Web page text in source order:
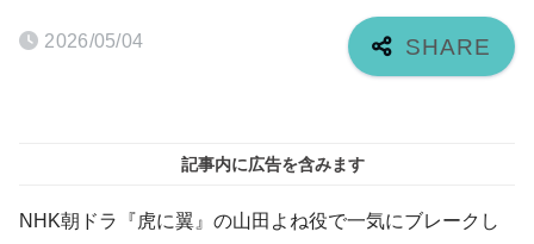
2026/05/04
記事内に広告を含みます
NHK朝ドラ『虎に翼』の山田よね役で一気にブレークし